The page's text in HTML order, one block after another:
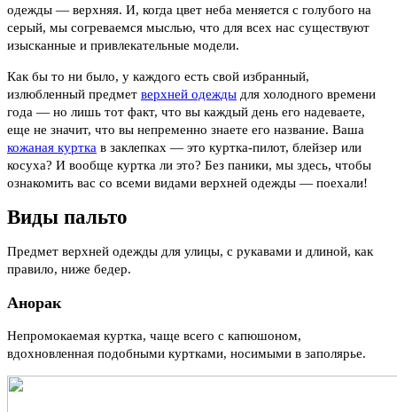
одежды — верхняя. И, когда цвет неба меняется с голубого на
серый, мы согреваемся мыслью, что для всех нас существуют
изысканные и привлекательные модели.
Как бы то ни было, у каждого есть свой избранный,
излюбленный предмет верхней одежды для холодного времени
года — но лишь тот факт, что вы каждый день его надеваете,
еще не значит, что вы непременно знаете его название. Ваша
кожаная куртка в заклепках — это куртка-пилот, блейзер или
косуха? И вообще куртка ли это? Без паники, мы здесь, чтобы
ознакомить вас со всеми видами верхней одежды — поехали!
Виды пальто
Предмет верхней одежды для улицы, с рукавами и длиной, как
правило, ниже бедер.
Анорак
Непромокаемая куртка, чаще всего с капюшоном,
вдохновленная подобными куртками, носимыми в заполярье.